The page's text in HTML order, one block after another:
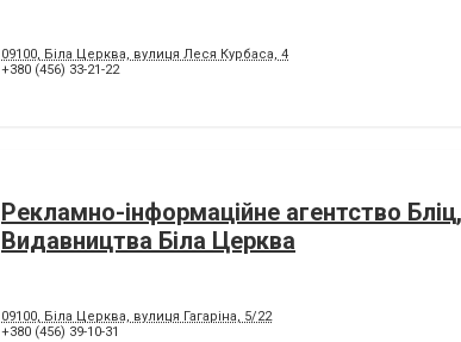
09100, Біла Церква, вулиця Леся Курбаса, 4
+380 (456) 33-21-22
Рекламно-інформаційне агентство Бліц,
Видавництва Біла Церква
09100, Біла Церква, вулиця Гагаріна, 5/22
+380 (456) 39-10-31